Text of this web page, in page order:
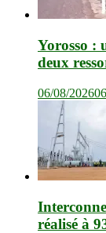
Yorosso :
deux
06/08/2026
réalisé à